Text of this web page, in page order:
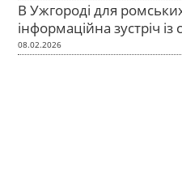
В Ужгороді для
інформаційна зустріч
08.02.2026